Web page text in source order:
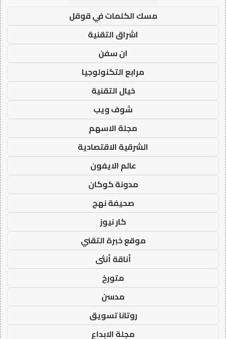
مسك الكلمات في قوقل
اشراق التقنية
ان سفن
مرابع التكنولوجيا
خيال التقنية
شوف ويب
مجلة الاسهم
الشرقية الاقتصادية
عالم الايفون
مدونة كوكان
صحيفة نهج
كار نيوز
موقع خبرة التقني
أناقة أنثى
متورخ
مدسن
روتانا تسويق
مجلة الابداع